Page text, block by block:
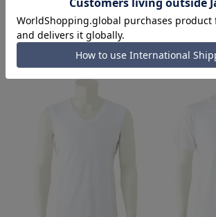
同シリーズアイテム・関連アイテム